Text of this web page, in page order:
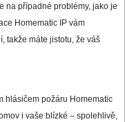
na případné problémy, jako je
Homematic IP vám
takže máte jistotu, že váš
hlásičem požáru Homematic
i vaše blízké – spolehlivě,